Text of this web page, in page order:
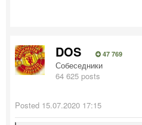
DOS 47 769
Собеседники
64 625 posts
Posted 15.07.2020 17:15